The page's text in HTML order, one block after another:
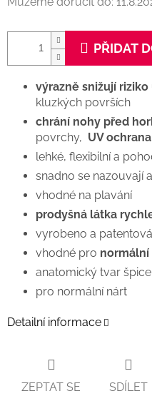
PŘIDAT
výrazně snižují
kluzkých površích
chrání nohy před
povrchy, UV ochrana
lehké, flexibilní a
snadno se nazouvají
vhodné na plavání
prodyšná látka
vyrobeno a
vhodné pro normální
anatomický tvar špice
pro normální nárt
Detailní informace
ZEPTAT SE SDÍLET